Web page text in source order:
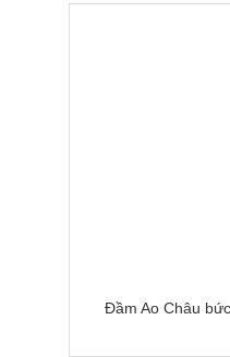
Đầm Ao Châu